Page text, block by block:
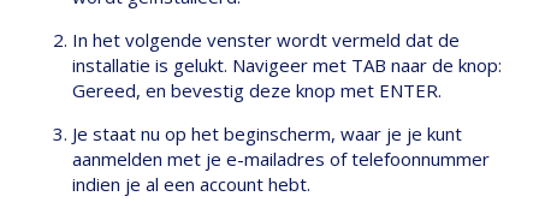
In het volgende venster wordt vermeld dat de
installatie is gelukt. Navigeer met TAB naar de knop:
Gereed, en bevestig deze knop met ENTER.
Je staat nu op het beginscherm, waar je je kunt
aanmelden met je e-mailadres of telefoonnummer
indien je al een account hebt.